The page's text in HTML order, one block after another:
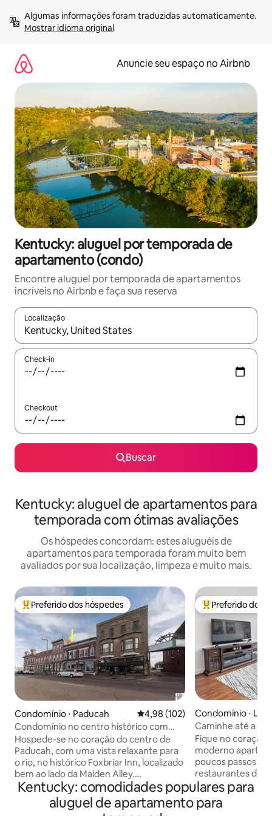
para
Mostrar idioma original
Anuncie seu espaço no Airbnb
Kentucky: aluguel por temporada de
apartamento (condo)
Encontre aluguel por temporada de apartamentos
incríveis no Airbnb e faça sua reserva
Localização
Quando os resultados estiverem disponíveis, explore-os
Check-in
Checkout
Buscar
Kentucky: aluguel de apartamentos para
temporada com ótimas avaliações
Os hóspedes concordam: estes aluguéis de
apartamentos para temporada foram muito bem
avaliados por sua localização, limpeza e muito mais.
Entre os melhores preferidos dos hóspedes
Preferido dos hóspedes
Condomínio ⋅ Paducah 4,98 de uma avaliação média de
4,98 (102)
Condomínio no centro histórico com
vista para o rio – a pé
Hospede-se no coração do centro de
Paducah, com uma vista relaxante para
o rio, no histórico Foxbriar Inn, localizado
bem ao lado da Maiden Alley.
Perfeitamente localizado a uma curta
distância a pé de algumas das principais
atrações de Paducah: 🎭 Carson Center
Entre os
Preferido dos
Condomínio ⋅
Caminhe até a
Gem |
Fique no coração
moderno
poucos passos
restaurantes de
bourbon e comércio local.
os favoritos
Hole Distillery,
Kentucky: comodidades populares para
aluguel de apartamento para